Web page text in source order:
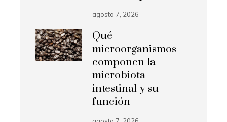
agosto 7, 2026
Qué
microorganismos
componen la
microbiota
intestinal y su
función